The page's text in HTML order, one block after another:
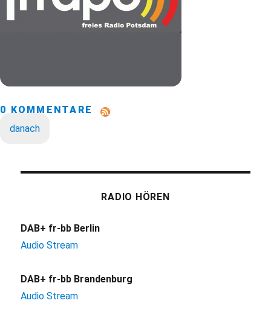
0 KOMMENTARE
danach
RADIO HÖREN
DAB+ fr-bb Berlin
Audio Stream
DAB+ fr-bb Brandenburg
Audio Stream